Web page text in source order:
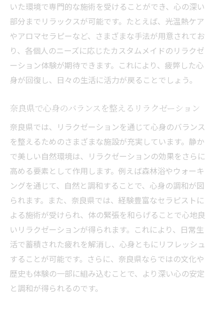
いた環境で専門的な施術を受けることができ、心の深い
部分までリラックスが可能です。たとえば、光温熱ケア
やアロマセラピーなど、さまざまな手法が用意されてお
り、各個人のニーズに応じたカスタムメイドのリラクゼ
ーション体験が期待できます。これにより、疲弊した心
身が回復し、日々の生活に活力が戻ることでしょう。
奈良県で心身のバランスを整えるリラクゼーション
奈良県では、リラクゼーションを通じて心身のバランス
を整えるためのさまざまな施設が充実しています。静か
で美しい自然環境は、リラクゼーションの効果をさらに
高める要素として作用します。例えば森林浴やウォーキ
ングを通じて、自然と調和することで、心身の調和が図
られます。また、奈良県では、経験豊富なセラピストに
よる施術が受けられ、体の緊張を和らげることで心地良
いリラクゼーションが得られます。これにより、日常生
活で蓄積された疲れを解消し、心身ともにリフレッシュ
することが可能です。さらに、奈良県ならではの文化や
歴史も体験の一部に組み込むことで、より深い心の安定
と調和が得られるのです。